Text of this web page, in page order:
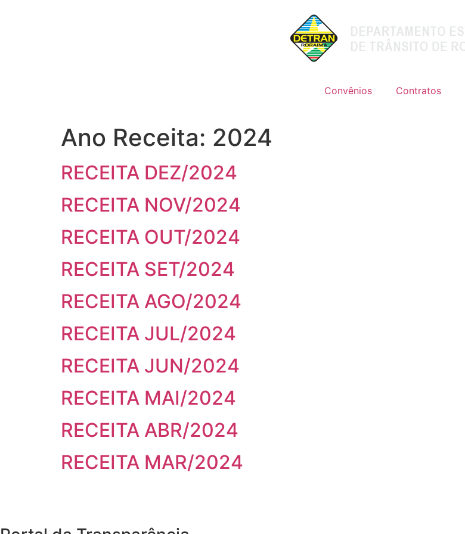
Convênios Contratos
Ano Receita: 2024
RECEITA DEZ/2024
RECEITA NOV/2024
RECEITA OUT/2024
RECEITA SET/2024
RECEITA AGO/2024
RECEITA JUL/2024
RECEITA JUN/2024
RECEITA MAI/2024
RECEITA ABR/2024
RECEITA MAR/2024